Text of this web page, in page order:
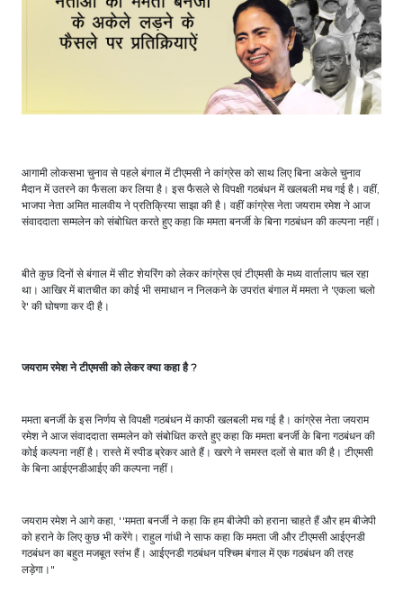
आगामी लोकसभा चुनाव से पहले बंगाल में टीएमसी ने कांग्रेस को साथ लिए बिना अकेले चुनाव
मैदान में उतरने का फैसला कर लिया है। इस फैसले से विपक्षी गठबंधन में खलबली मच गई है। वहीं,
भाजपा नेता अमित मालवीय ने प्रतिक्रिया साझा की है। वहीं कांग्रेस नेता जयराम रमेश ने आज
संवाददाता सम्मलेन को संबोधित करते हुए कहा कि ममता बनर्जी के बिना गठबंधन की कल्पना नहीं।
बीते कुछ दिनों से बंगाल में सीट शेयरिंग को लेकर कांग्रेस एवं टीएमसी के मध्य वार्तालाप चल रहा
था। आखिर में बातचीत का कोई भी समाधान न निलकने के उपरांत बंगाल में ममता ने 'एकला चलो
रे' की घोषणा कर दी है।
जयराम रमेश ने टीएमसी को लेकर क्या कहा है ?
ममता बनर्जी के इस निर्णय से विपक्षी गठबंधन में काफी खलबली मच गई है। कांग्रेस नेता जयराम
रमेश ने आज संवाददाता सम्मलेन को संबोधित करते हुए कहा कि ममता बनर्जी के बिना गठबंधन की
कोई कल्पना नहीं है। रास्ते में स्पीड ब्रेकर आते हैं। खरगे ने समस्त दलों से बात की है। टीएमसी
के बिना आईएनडीआईए की कल्पना नहीं।
जयराम रमेश ने आगे कहा, ''ममता बनर्जी ने कहा कि हम बीजेपी को हराना चाहते हैं और हम बीजेपी
को हराने के लिए कुछ भी करेंगे। राहुल गांधी ने साफ कहा कि ममता जी और टीएमसी आईएनडी
गठबंधन का बहुत मजबूत स्तंभ हैं। आईएनडी गठबंधन पश्चिम बंगाल में एक गठबंधन की तरह
लड़ेगा।"